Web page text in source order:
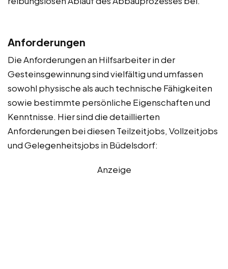
Anforderungen
Die Anforderungen an Hilfsarbeiter in der
Gesteinsgewinnung sind vielfältig und umfassen
sowohl physische als auch technische Fähigkeiten
sowie bestimmte persönliche Eigenschaften und
Kenntnisse. Hier sind die detaillierten
Anforderungen bei diesen Teilzeitjobs, Vollzeitjobs
und Gelegenheitsjobs in Büdelsdorf:
Anzeige